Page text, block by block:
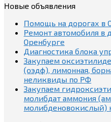
Новые объявления
Помощь на дорогах в
Ремонт автомобиля в
Оренбурге
Диагностика блока
Закупаем
(оэдф), лимонная,
неликвиды по РФ
Закупаем
молибдат аммония
молибденовокислый)